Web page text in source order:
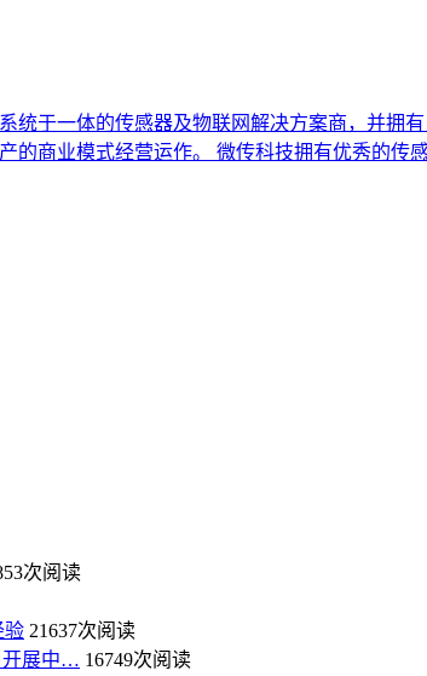
统于一体的传感器及物联网解决方案商，并拥
的商业模式经营运作。 微传科技拥有优秀的
次阅读
验 21637次阅读
开展中… 16749次阅读